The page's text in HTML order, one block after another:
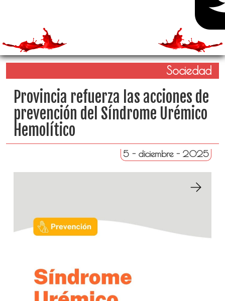
Sociedad
Provincia refuerza las acciones de
prevención del Síndrome Urémico
Hemolítico
5 - diciembre - 2025